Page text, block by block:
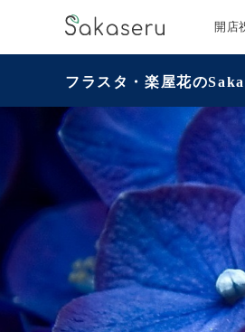
開店
フラスタ・楽屋花の